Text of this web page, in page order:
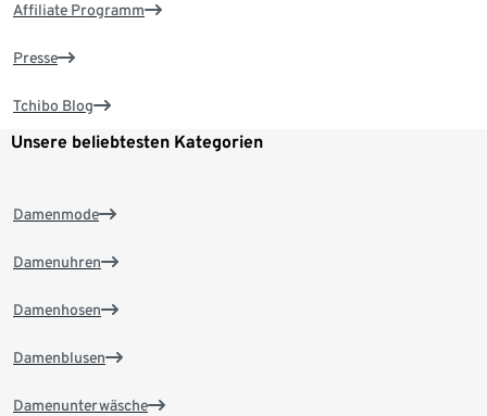
Affiliate Programm
Presse
Tchibo Blog
Unsere beliebtesten Kategorien
Damenmode
Damenuhren
Damenhosen
Damenblusen
Damenunterwäsche